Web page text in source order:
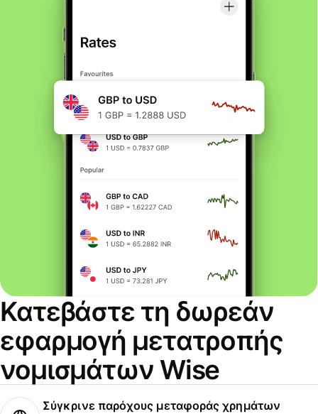
Κατεβάστε τη δωρεάν
εφαρμογή μετατροπής
νομισμάτων Wise
Σύγκρινε παρόχους μεταφοράς χρημάτων